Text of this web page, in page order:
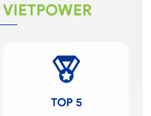
VIETPOWER
TOP 5